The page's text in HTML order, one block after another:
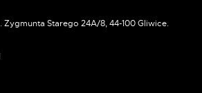
Zygmunta Starego 24A/8, 44-100 Gliwice.